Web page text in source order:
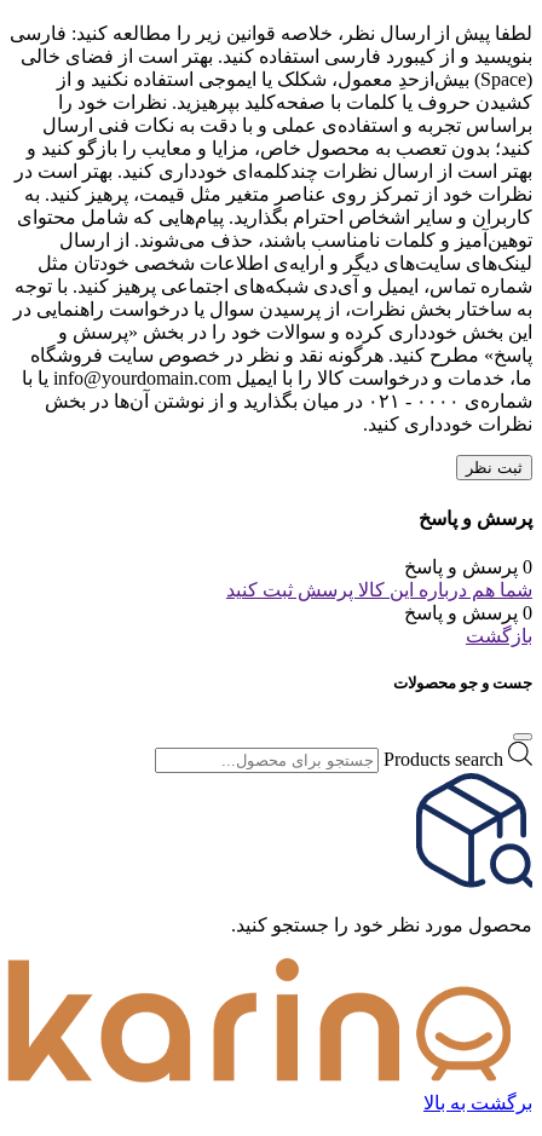
لطفا پیش از ارسال نظر، خلاصه قوانین زیر را مطالعه کنید: فارسی
بنویسید و از کیبورد فارسی استفاده کنید. بهتر است از فضای خالی
(Space) بیش‌از‌حدِ معمول، شکلک یا ایموجی استفاده نکنید و از
کشیدن حروف یا کلمات با صفحه‌کلید بپرهیزید. نظرات خود را
براساس تجربه و استفاده‌ی عملی و با دقت به نکات فنی ارسال
کنید؛ بدون تعصب به محصول خاص، مزایا و معایب را بازگو کنید و
بهتر است از ارسال نظرات چندکلمه‌‌ای خودداری کنید. بهتر است در
نظرات خود از تمرکز روی عناصر متغیر مثل قیمت، پرهیز کنید. به
کاربران و سایر اشخاص احترام بگذارید. پیام‌هایی که شامل محتوای
توهین‌آمیز و کلمات نامناسب باشند، حذف می‌شوند. از ارسال
لینک‌های سایت‌های دیگر و ارایه‌ی اطلاعات شخصی خودتان مثل
شماره تماس، ایمیل و آی‌دی شبکه‌های اجتماعی پرهیز کنید. با توجه
به ساختار بخش نظرات، از پرسیدن سوال یا درخواست راهنمایی در
این بخش خودداری کرده و سوالات خود را در بخش «پرسش و
پاسخ» مطرح کنید. هرگونه نقد و نظر در خصوص سایت فروشگاه
ما، خدمات و درخواست کالا را با ایمیل info@yourdomain.com یا با
شماره‌ی ۰۰۰۰ - ۰۲۱ در میان بگذارید و از نوشتن آن‌ها در بخش
نظرات خودداری کنید.
ثبت نظر
پرسش و پاسخ
0 پرسش و پاسخ
شما هم درباره این کالا پرسش ثبت کنید
0 پرسش و پاسخ
بازگشت
جست و جو محصولات
Products search
محصول مورد نظر خود را جستجو کنید.
برگشت به بالا